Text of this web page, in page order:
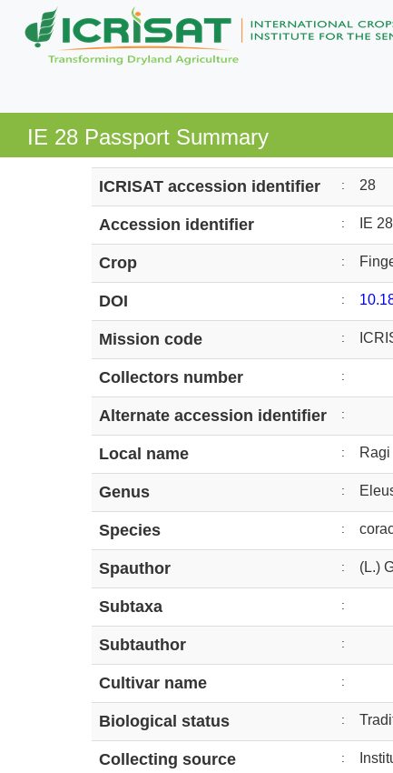
IE 28 Passport Summary
ICRISAT accession identifier : 28
Accession identifier : IE 28
Crop :
DOI :
Mission code :
Collectors number :
Alternate accession identifier :
Local name : Ragi
Genus :
Species :
Spauthor : (L.)
Subtaxa :
Subtauthor :
Cultivar name :
Biological status :
Collecting source :